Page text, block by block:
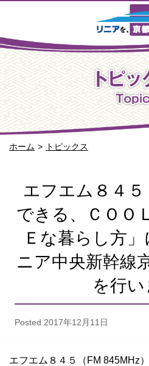
ホーム トピックス
エフエム８４
できる、ＣＯＯ
Ｅな暮らし方
ニア中央新幹線
を行い
Posted 2017年12月11日
エフエム８４５（FM 845MHz